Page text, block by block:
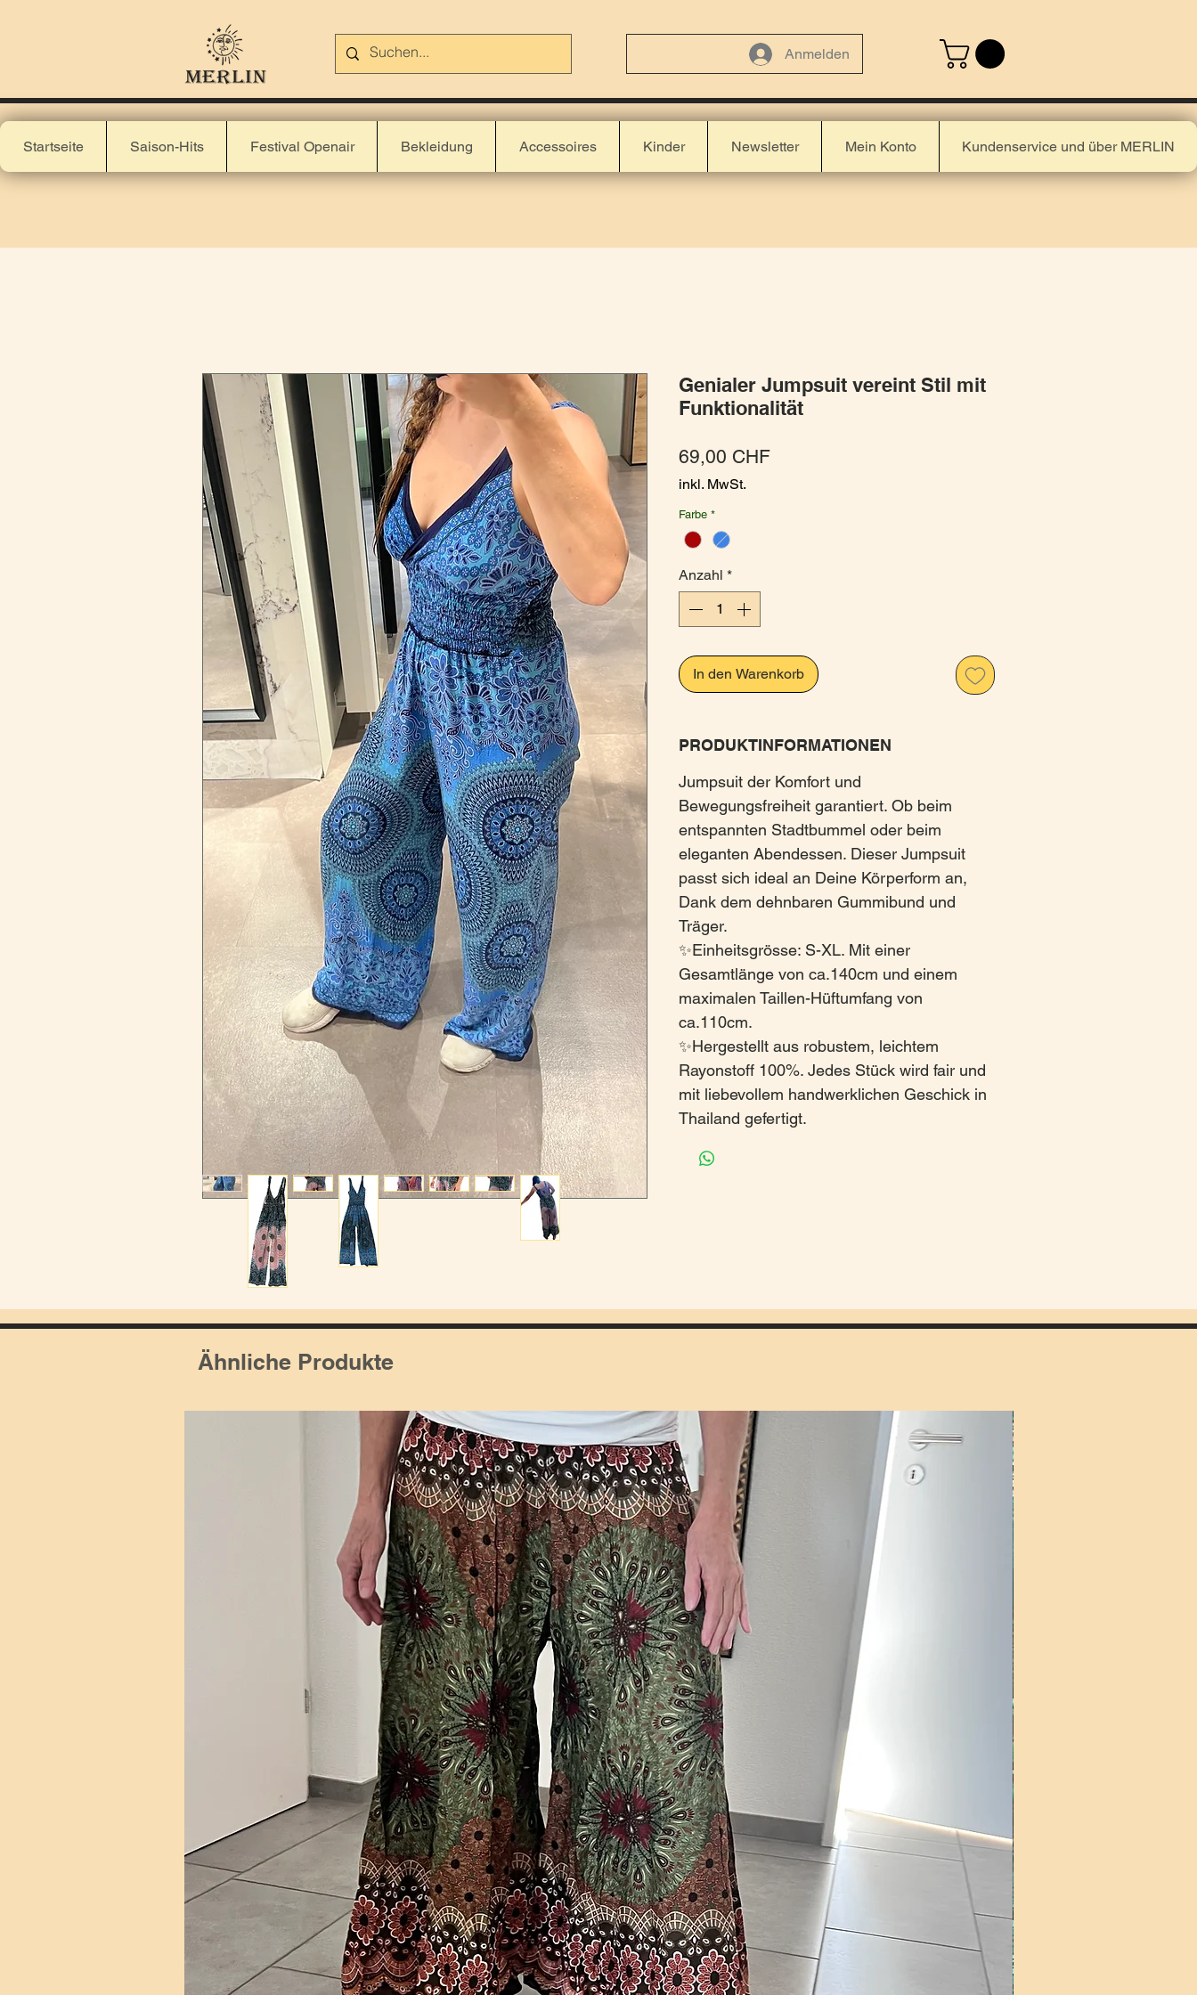
Anmelden
Startseite Saison-Hits Festival Openair Bekleidung Accessoires Kinder Newsletter Mein Konto Kundenservice und über MERLIN
Genialer Jumpsuit vereint Stil mit
Funktionalität
69,00 CHFPreis
inkl. MwSt.
Farbe *
Anzahl *
In den Warenkorb
PRODUKTINFORMATIONEN
Jumpsuit der Komfort und
Bewegungsfreiheit garantiert. Ob beim
entspannten Stadtbummel oder beim
eleganten Abendessen. Dieser Jumpsuit
passt sich ideal an Deine Körperform an,
Dank dem dehnbaren Gummibund und
Träger.
✨Einheitsgrösse: S-XL. Mit einer
Gesamtlänge von ca.140cm und einem
maximalen Taillen-Hüftumfang von
ca.110cm.
✨Hergestellt aus robustem, leichtem
Rayonstoff 100%. Jedes Stück wird fair und
mit liebevollem handwerklichen Geschick in
Thailand gefertigt.
Ähnliche Produkte